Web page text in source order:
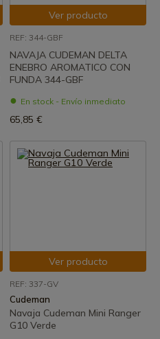
Ver producto
REF: 344-GBF
NAVAJA CUDEMAN DELTA
ENEBRO AROMATICO CON
FUNDA 344-GBF
En stock - Envío inmediato
65,85 €
Ver producto
REF: 337-GV
Cudeman
Navaja Cudeman Mini Ranger
G10 Verde